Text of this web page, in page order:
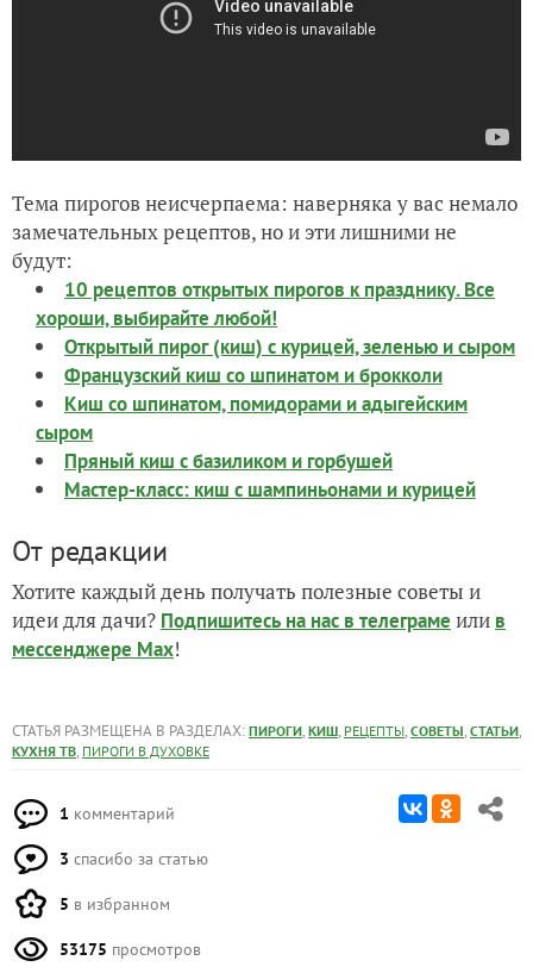
Тема пирогов неисчерпаема: наверняка у вас немало
замечательных рецептов, но и эти лишними не
будут:
10 рецептов открытых пирогов к празднику. Все
хороши, выбирайте любой!
Открытый пирог (киш) с курицей, зеленью и сыром
Французский киш со шпинатом и брокколи
Киш со шпинатом, помидорами и адыгейским
сыром
Пряный киш с базиликом и горбушей
Мастер-класс: киш с шампиньонами и курицей
От редакции
Хотите каждый день получать полезные советы и
идеи для дачи? Подпишитесь на нас в телеграме или в
мессенджере Max!
СТАТЬЯ РАЗМЕЩЕНА В РАЗДЕЛАХ: ПИРОГИ, КИШ, РЕЦЕПТЫ, СОВЕТЫ, СТАТЬИ,
КУХНЯ ТВ, ПИРОГИ В ДУХОВКЕ
1 комментарий
3 спасибо за статью
5 в избранном
53175 просмотров